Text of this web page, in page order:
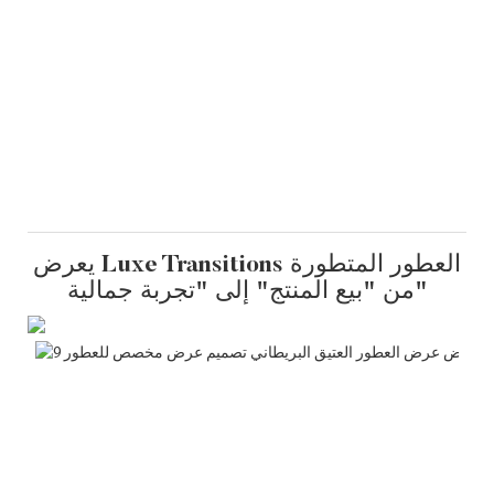
يعرض Luxe Transitions العطور المتطورة
من "بيع المنتج" إلى "تجربة جمالية"